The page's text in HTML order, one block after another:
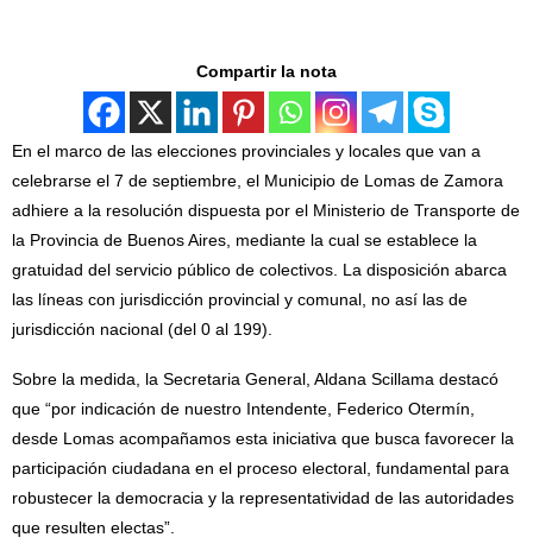
Compartir la nota
En el marco de las elecciones provinciales y locales que van a
celebrarse el 7 de septiembre, el Municipio de Lomas de Zamora
adhiere a la resolución dispuesta por el Ministerio de Transporte de
la Provincia de Buenos Aires, mediante la cual se establece la
gratuidad del servicio público de colectivos. La disposición abarca
las líneas con jurisdicción provincial y comunal, no así las de
jurisdicción nacional (del 0 al 199).
Sobre la medida, la Secretaria General, Aldana Scillama destacó
que “por indicación de nuestro Intendente, Federico Otermín,
desde Lomas acompañamos esta iniciativa que busca favorecer la
participación ciudadana en el proceso electoral, fundamental para
robustecer la democracia y la representatividad de las autoridades
que resulten electas”.